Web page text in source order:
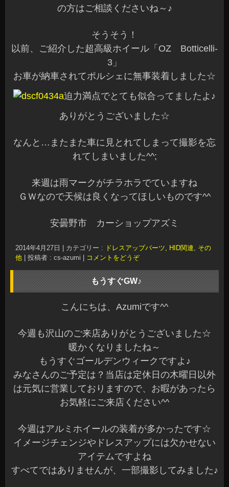
の方はご相談くださいね～♪
そうそう！
以前、ご紹介した超高級ホイール「OZ Botticelli-
3」
お車が納車されてポルシェに無事装着しました☆
迫力満点でとても似合ってましたよ♪
ありがとうございました☆
なんと…またまた車に見とれてしまって撮影を忘
れてしまいました^^;
来週は雨マークがチラホラでていますね
ＧＷなので天候は良くなってほしいものです^^
安曇野市 カーショップアズミ
2014年4月27日 カテゴリー : ドレスアップパーツ, HID関連, その
他
投稿者 : cs-azumi コメントをどうぞ
もうすぐGW♪
こんにちは、Azumiです^^
今週も沢山のご来店ありがとうございました☆
暖かくなりましたね～
もうすぐゴールデンウィークですよ♪
みなさんのご予定は？当店は定休日の木曜日以外
は元気に営業しておりますので、お暇があったら
お気軽にご来店ください^^
今週はアルミホイールの装着が多かったです☆
イメージチェンジやドレスアップには欠かせない
アイテムですよね
すべてではありませんが、一部撮影してみました♪